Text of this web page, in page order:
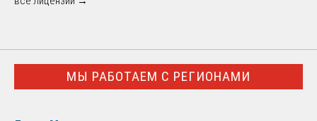
МЫ РАБОТАЕМ С РЕГИОНАМИ